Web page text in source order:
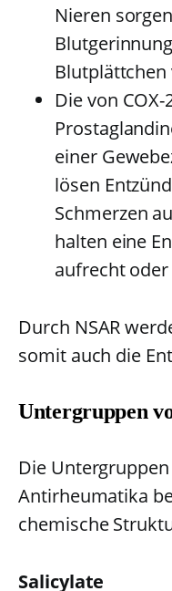
Nieren
Die von
einer
lösen
Schmerzen
halten eine
aufrecht
Durch NSAR
somit auch die
Untergruppen
Die
Antirheumatika
chemische
Salicylate